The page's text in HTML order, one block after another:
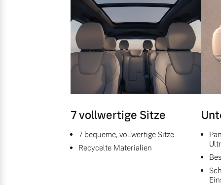
7 vollwertige Sitze
7 bequeme, vollwertige Sitze
Recycelte Materialien